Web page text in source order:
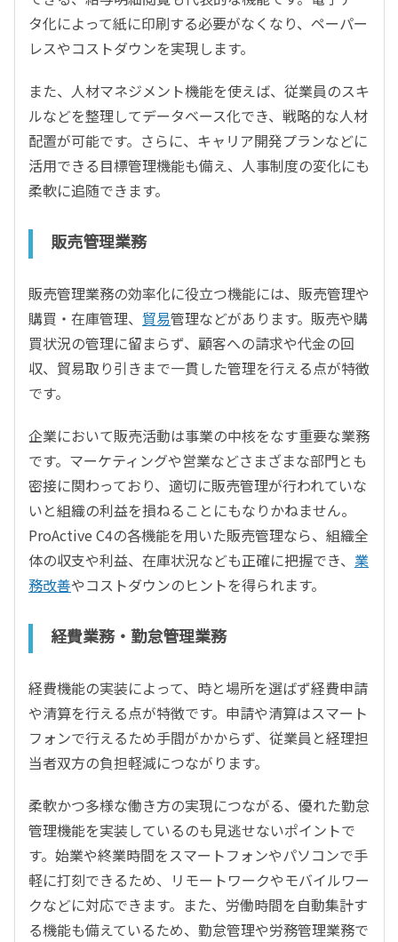
タ化によって紙に印刷する必要がなくなり、ペーパー
レスやコストダウンを実現します。
また、人材マネジメント機能を使えば、従業員のスキ
ルなどを整理してデータベース化でき、戦略的な人材
配置が可能です。さらに、キャリア開発プランなどに
活用できる目標管理機能も備え、人事制度の変化にも
柔軟に追随できます。
販売管理業務
販売管理業務の効率化に役立つ機能には、販売管理や
購買・在庫管理、 貿易管理などがあります。販売や購
買状況の管理に留まらず、顧客への請求や代金の回
収、貿易取り引きまで一貫した管理を行える点が特徴
です。
企業において販売活動は事業の中核をなす重要な業務
です。マーケティングや営業などさまざまな部門とも
密接に関わっており、適切に販売管理が行われていな
いと組織の利益を損ねることにもなりかねません。
ProActive C4の各機能を用いた販売管理なら、組織全
体の収支や利益、在庫状況なども正確に把握でき、 業
務改善やコストダウンのヒントを得られます。
経費業務・勤怠管理業務
経費機能の実装によって、時と場所を選ばず経費申請
や清算を行える点が特徴です。申請や清算はスマート
フォンで行えるため手間がかからず、従業員と経理担
当者双方の負担軽減につながります。
柔軟かつ多様な働き方の実現につながる、優れた勤怠
管理機能を実装しているのも見逃せないポイントで
す。始業や終業時間をスマートフォンやパソコンで手
軽に打刻できるため、リモートワークやモバイルワー
クなどに対応できます。また、労働時間を自動集計す
る機能も備えているため、勤怠管理や労務管理業務で